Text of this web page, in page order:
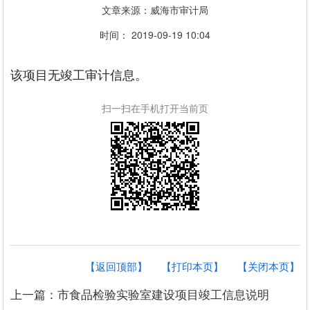
文章来源：威海市审计局
时间： 2019-09-19 10:04
该项目无竣工审计信息。
扫一扫在手机打开当前页
【关闭本页】
【打印本页】
【返回顶部】
上一篇：市食品检验实验室建设项目竣工信息说明